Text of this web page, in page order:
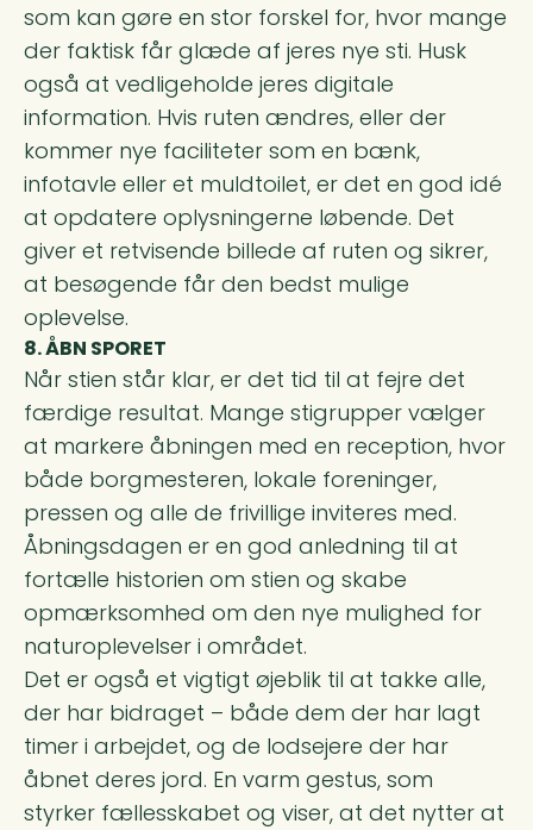
som kan gøre en stor forskel for, hvor mange
der faktisk får glæde af jeres nye sti. Husk
også at vedligeholde jeres digitale
information. Hvis ruten ændres, eller der
kommer nye faciliteter som en bænk,
infotavle eller et muldtoilet, er det en god idé
at opdatere oplysningerne løbende. Det
giver et retvisende billede af ruten og sikrer,
at besøgende får den bedst mulige
oplevelse.
8. ÅBN SPORET
Når stien står klar, er det tid til at fejre det
færdige resultat. Mange stigrupper vælger
at markere åbningen med en reception, hvor
både borgmesteren, lokale foreninger,
pressen og alle de frivillige inviteres med.
Åbningsdagen er en god anledning til at
fortælle historien om stien og skabe
opmærksomhed om den nye mulighed for
naturoplevelser i området.
Det er også et vigtigt øjeblik til at takke alle,
der har bidraget – både dem der har lagt
timer i arbejdet, og de lodsejere der har
åbnet deres jord. En varm gestus, som
styrker fællesskabet og viser, at det nytter at